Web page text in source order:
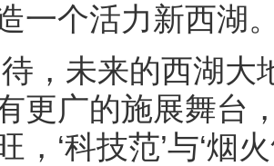
一个活力新西湖
，未来的西湖
更广的施展舞台
，‘科技范’与‘烟